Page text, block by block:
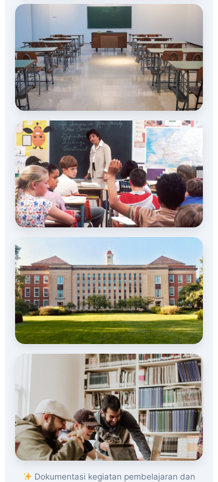
Dokumentasi kegiatan pembelajaran dan